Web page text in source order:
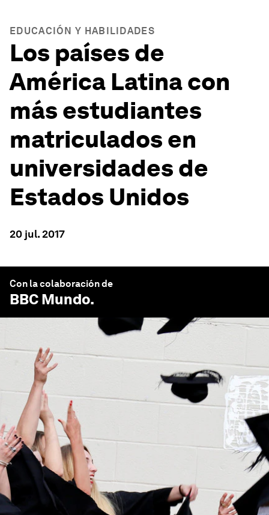
EDUCACIÓN Y HABILIDADES
Los países de
América Latina con
más estudiantes
matriculados en
universidades de
Estados Unidos
20 jul. 2017
Con la colaboración de
BBC Mundo.